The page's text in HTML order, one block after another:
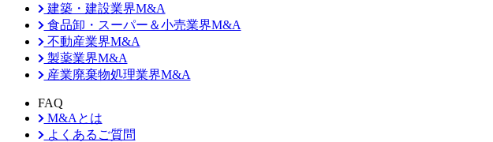
建築・建設業界M&A
食品卸・スーパー＆小売業界M&A
不動産業界M&A
製薬業界M&A
産業廃棄物処理業界M&A
FAQ
M&Aとは
よくあるご質問